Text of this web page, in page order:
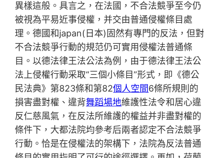
異樣這般。具言之，在法國，不合法競爭至今仍
被視為平易近事侵權，并交由普通侵權條目處
理。德國和japan(日本)固然有專門的反法，但對
不合法競爭行動的規范仍可實用侵權法普通條
目。以德法律王法公法為例，由于德法律王法公
法上侵權行動采取“三個小條目”形式，即《德公
民法典》第823條和第82個人空間6條所規則的
損害盡對權、違背舞蹈場地維護性法令和居心違
反仁慈風氣，在反法所維護的權益并非盡對權的
條件下，大都法院均參考后兩者認定不合法競爭
行動。恰是在侵權法的架構下，法院為反法普通